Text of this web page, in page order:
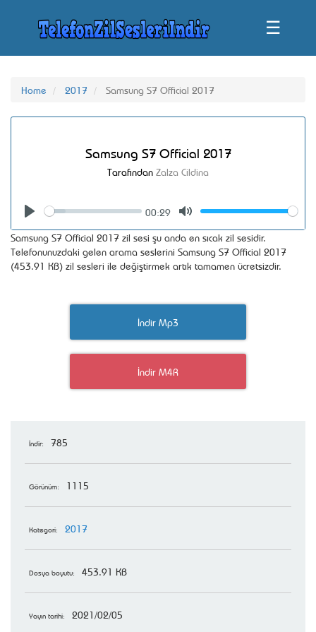
☰
Home 2017 Samsung S7 Official 2017
Samsung S7 Official 2017
Tarafından Zalza Cildina
Seek
00:29
Volume
Samsung S7 Official 2017 zil sesi şu anda en sıcak zil sesidir.
Telefonunuzdaki gelen arama seslerini Samsung S7 Official 2017
(453.91 KB) zil sesleri ile değiştirmek artık tamamen ücretsizdir.
İndir Mp3
İndir M4R
İndir: 785
Görünüm: 1115
Kategori: 2017
Dosya boyutu: 453.91 KB
Yayın tarihi: 2021/02/05